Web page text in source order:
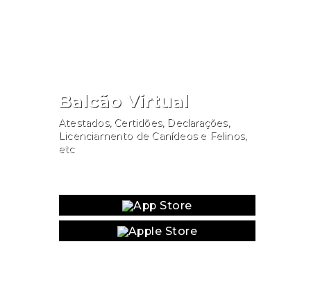
Balcão Virtual
Atestados, Certidões, Declarações,
Licenciamento de Canídeos e Felinos,
etc